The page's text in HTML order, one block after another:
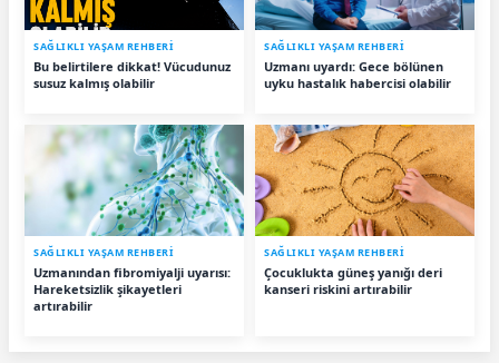
SAĞLIKLI YAŞAM REHBERİ
Bu belirtilere dikkat! Vücudunuz
susuz kalmış olabilir
SAĞLIKLI YAŞAM REHBERİ
Uzmanı uyardı: Gece bölünen
uyku hastalık habercisi olabilir
SAĞLIKLI YAŞAM REHBERİ
Uzmanından fibromiyalji uyarısı:
Hareketsizlik şikayetleri
artırabilir
SAĞLIKLI YAŞAM REHBERİ
Çocuklukta güneş yanığı deri
kanseri riskini artırabilir